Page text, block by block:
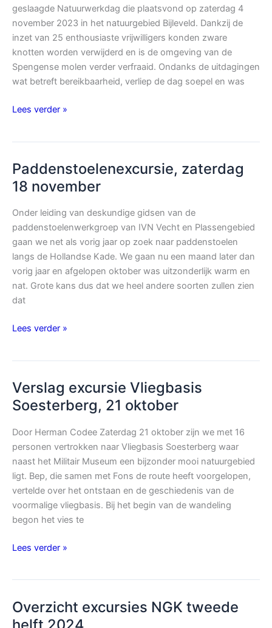
geslaagde Natuurwerkdag die plaatsvond op zaterdag 4
november 2023 in het natuurgebied Bijleveld. Dankzij de
inzet van 25 enthousiaste vrijwilligers konden zware
knotten worden verwijderd en is de omgeving van de
Spengense molen verder verfraaid. Ondanks de uitdagingen
wat betreft bereikbaarheid, verliep de dag soepel en was
Succesvolle
trekt
veel
Lees verder »
Paddenstoelenexcursie, zaterdag
18 november
Onder leiding van deskundige gidsen van de
paddenstoelenwerkgroep van IVN Vecht en Plassengebied
gaan we net als vorig jaar op zoek naar paddenstoelen
langs de Hollandse Kade. We gaan nu een maand later dan
vorig jaar en afgelopen oktober was uitzonderlijk warm en
nat. Grote kans dus dat we heel andere soorten zullen zien
dat
Paddenstoelenexcursie,
Lees verder »
Verslag excursie Vliegbasis
Soesterberg, 21 oktober
Door Herman Codee Zaterdag 21 oktober zijn we met 16
personen vertrokken naar Vliegbasis Soesterberg waar
naast het Militair Museum een bijzonder mooi natuurgebied
ligt. Bep, die samen met Fons de route heeft voorgelopen,
vertelde over het ontstaan en de geschiedenis van de
voormalige vliegbasis. Bij het begin van de wandeling
begon het vies te
Verslag
21
oktober
Lees verder »
Overzicht excursies NGK tweede
helft 2024